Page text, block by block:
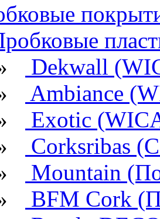
Dekwall
Ambiance
Exotic
Corksribas
Mountain
BFM Cork